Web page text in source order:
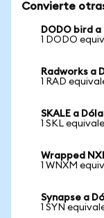
Convierte
DODO bird
1 DODO
Radworks a
1 RAD
SKALE a
1 SKL
Wrapped
1 WNXM
Synapse a
1 SYN